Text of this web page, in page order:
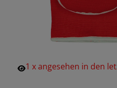
1 xangesehen in den